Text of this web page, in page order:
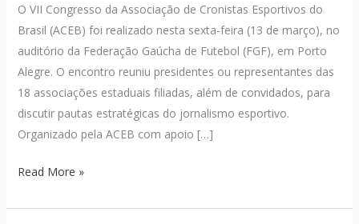
O VII Congresso da Associação de Cronistas Esportivos do
Brasil (ACEB) foi realizado nesta sexta-feira (13 de março), no
auditório da Federação Gaúcha de Futebol (FGF), em Porto
Alegre. O encontro reuniu presidentes ou representantes das
18 associações estaduais filiadas, além de convidados, para
discutir pautas estratégicas do jornalismo esportivo.
Organizado pela ACEB com apoio […]
CONGRESSO
ACEB
Read More »